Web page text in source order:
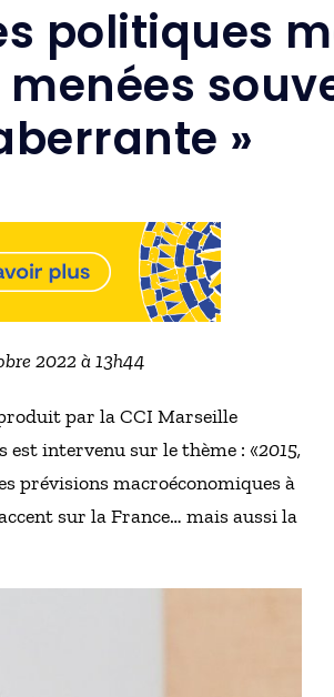
politiques
»
2022 à 13h44
par la CCI Marseille
est intervenu sur le thème : «2015,
prévisions macroéconomiques à
sur la France… mais aussi la